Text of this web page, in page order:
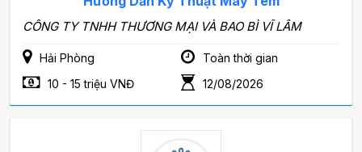
CÔNG TY TNHH THƯƠNG MẠI VÀ BAO BÌ VĨ LÂM
Hải Phòng
Toàn thời gian
10 - 15 triệu VNĐ
12/08/2026